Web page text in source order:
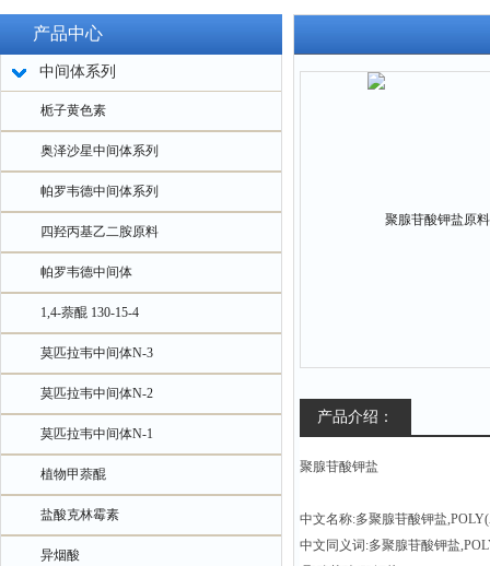
产品中心
中间体系列
栀子黄色素
奥泽沙星中间体系列
帕罗韦德中间体系列
四羟丙基乙二胺原料
帕罗韦德中间体
1,4-萘醌 130-15-4
莫匹拉韦中间体N-3
莫匹拉韦中间体N-2
莫匹拉韦中间体N-1
植物甲萘醌
盐酸克林霉素
异烟酸
产品介绍：
聚腺苷酸钾盐
中文名称:多聚腺苷酸钾盐
中文同义词:多聚腺苷酸钾盐